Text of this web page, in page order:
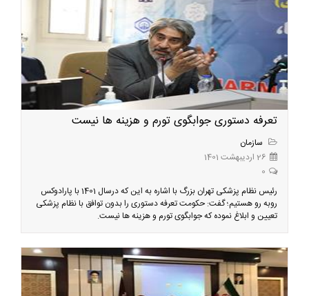
تعرفه دستوری جوابگوی تورم و هزینه ها نیست
سازمان
26 اردیبهشت 1401
0
رئیس نظام پزشکی تهران بزرگ با اشاره به این که درسال 1401 با پارادوکس
روبه رو هستیم؛ گفت: حکومت تعرفه دستوری را بدون توافق با نظام پزشکی
تعیین و ابلاغ نموده که جوابگوی تورم و هزینه ها نیست.